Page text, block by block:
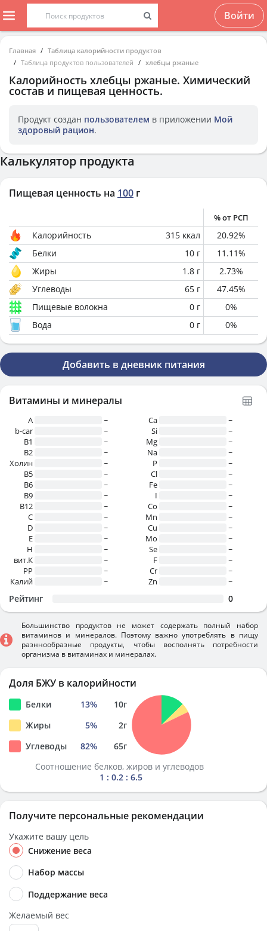
Войти
Главная
Таблица калорийности продуктов
Таблица продуктов пользователей
хлебцы ржаные
Калорийность хлебцы ржаные. Химический
состав и пищевая ценность.
Продукт создан пользователем в приложении Мой
здоровый рацион.
Калькулятор продукта
Пищевая ценность на 100 г
% от РСП
Калорийность 315 ккал 20.92%
Белки
10 г 11.11%
Жиры
1.8 г 2.73%
Углеводы
65 г 47.45%
Пищевые волокна
0 г 0%
Вода
0 г 0%
Добавить в дневник питания
Витамины и минералы
A
~
b-car
~
В1
~
B2
~
Холин
~
B5
~
B6
~
B9
~
B12
~
C
~
D
~
E
~
H
~
вит.К
~
PP
~
Калий
~
Ca
~
Si
~
Mg
~
Na
~
P
~
Cl
~
Fe
~
I
~
Co
~
Mn
~
Cu
~
Mo
~
Se
~
F
~
Cr
~
Zn
~
Рейтинг 0
Большинство продуктов не может содержать полный набор
витаминов и минералов. Поэтому важно употреблять в пищу
разннообразные продукты, чтобы восполнять потребности
организма в витаминах и минералах.
Доля БЖУ в калорийности
Белки 13% 10г
Жиры
5% 2г
Углеводы
82% 65г
Соотношение белков, жиров и углеводов
1 : 0.2 : 6.5
Получите персональные рекомендации
Укажите вашу цель
Снижение веса
Набор массы
Поддержание веса
Желаемый вес